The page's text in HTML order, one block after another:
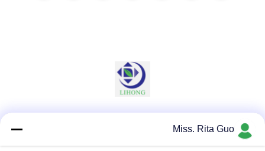
وسائل التواصل الاجتماعيMiss. Rita Guo